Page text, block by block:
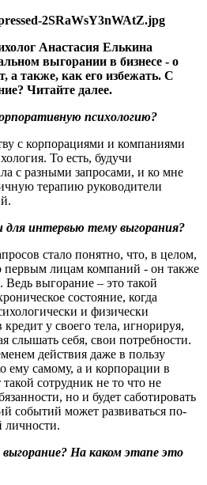
Анастасия Елькина
выгорании в бизнесе - о
а также, как его избежать. С
? Читайте далее.
психологию?
с корпорациями и компаниями
То есть, будучи
с разными запросами, и ко мне
терапию руководители
для интервью тему выгорания?
стало понятно, что, в целом,
первым лицам компаний - он также
выгорание – это такой
состояние, когда
и физически
у своего тела, игнорируя,
слышать себя, свои потребности.
действия даже в пользу
ему самому, а и корпорации в
сотрудник не то что не
но и будет саботировать
событий может развиваться по-
личности.
? На каком этапе это